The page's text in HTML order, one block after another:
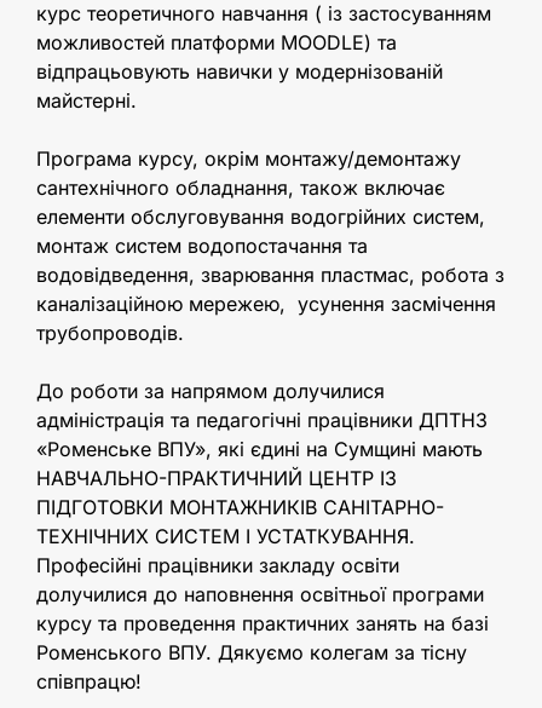
курс теоретичного навчання ( із застосуванням
можливостей платформи MOODLE) та
відпрацьовують навички у модернізованій
майстерні.
Програма курсу, окрім монтажу/демонтажу
сантехнічного обладнання, також включає
елементи обслуговування водогрійних систем,
монтаж систем водопостачання та
водовідведення, зварювання пластмас, робота з
каналізаційною мережею, усунення засмічення
трубопроводів.
До роботи за напрямом долучилися
адміністрація та педагогічні працівники ДПТНЗ
«Роменське ВПУ», які єдині на Сумщині мають
НАВЧАЛЬНО-ПРАКТИЧНИЙ ЦЕНТР ІЗ
ПІДГОТОВКИ МОНТАЖНИКІВ САНІТАРНО-
ТЕХНІЧНИХ СИСТЕМ І УСТАТКУВАННЯ.
Професійні працівники закладу освіти
долучилися до наповнення освітньої програми
курсу та проведення практичних занять на базі
Роменського ВПУ. Дякуємо колегам за тісну
співпрацю!